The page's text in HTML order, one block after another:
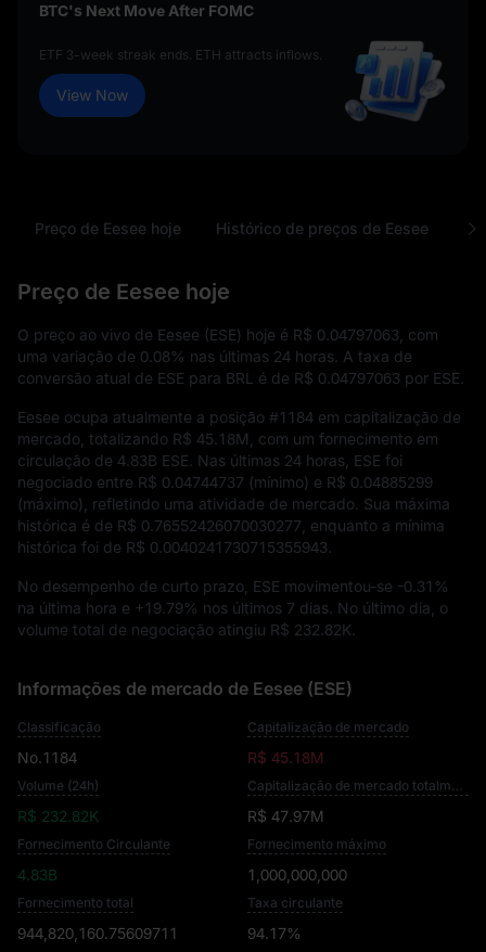
BTC's Next Move After FOMC
ETF 3-week streak ends. ETH attracts inflows.
View Now
Preço de Eesee hoje Histórico de preços de Eesee
Preço de Eesee hoje
O preço ao vivo de Eesee (ESE) hoje é R$ 0.04797063 , com
uma variação de 0.08% nas últimas 24 horas. A taxa de
conversão atual de ESE para BRL é de R$ 0.04797063 por ESE.
Eesee ocupa atualmente a posição #1184 em capitalização de
mercado, totalizando R$ 45.18M
, com um fornecimento em
circulação de 4.83B ESE . Nas últimas 24 horas, ESE foi
negociado entre R$ 0.04744737 (mínimo) e R$ 0.04885299
(máximo), refletindo uma atividade de mercado. Sua máxima
histórica é de R$ 0.76552426070030277 , enquanto a mínima
histórica foi de R$ 0.0040241730715355943
No desempenho de curto prazo, ESE movimentou-se -0.31%
na última hora e +19.79% nos últimos 7 dias. No último dia, o
volume total de negociação atingiu R$ 232.82K
Informações de mercado de Eesee (ESE)
Classificação
No.1184
Capitalização de mercado
R$ 45.18M
Volume (24h)
R$ 232.82K
Capitalização de mercado totalmente diluída
R$ 47.97M
Fornecimento Circulante
4.83B
Fornecimento máximo
1,000,000,000
Fornecimento total
944,820,160.75609711
Taxa circulante
94.17%